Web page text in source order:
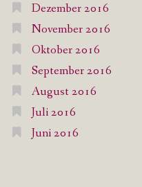
Dezember 2016
November 2016
Oktober 2016
September 2016
August 2016
Juli 2016
Juni 2016